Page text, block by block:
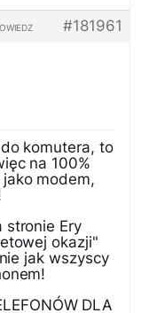
#181961
komutera, to
na 100%
modem,
stronie Ery
okazji"
jak wszyscy
DLA